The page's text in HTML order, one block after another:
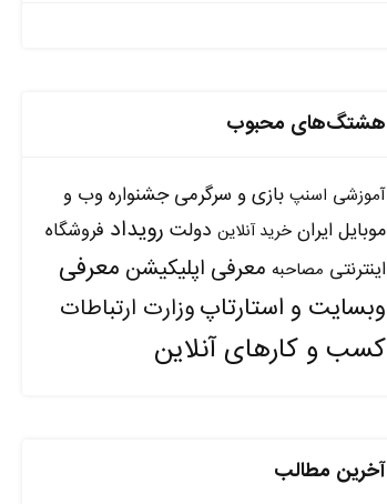
هشتگ‌های محبوب
آموزشی اسنپ بازی و سرگرمی جشنواره وب و
موبایل ایران خرید آنلاین دولت رویداد فروشگاه
اینترنتی مصاحبه معرفی اپلیکیشن معرفی
وبسایت و استارتاپوزارت ارتباطات
کسب و کارهای آنلاین
آخرین مطالب